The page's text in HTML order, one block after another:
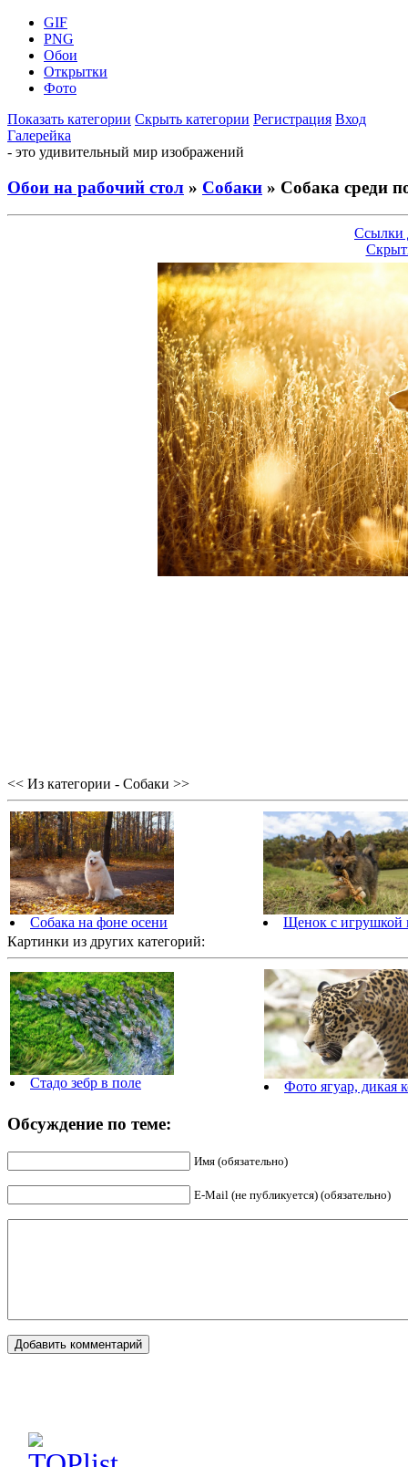
GIF
PNG
Обои
Открытки
Фото
Показать категории Скрыть категории Регистрация Вход
Галерейка
- это удивительный мир изображений
Обои на рабочий стол » Собаки » Собака среди
Ссылки
<< Из категории - Собаки >>
Собака на фоне осени
Щенок с игрушкой
Картинки из других категорий:
Стадо зебр в поле Фото ягуар, дикая
Обсуждение по теме:
Имя (обязательно)
E-Mail (не публикуется) (обязательно)